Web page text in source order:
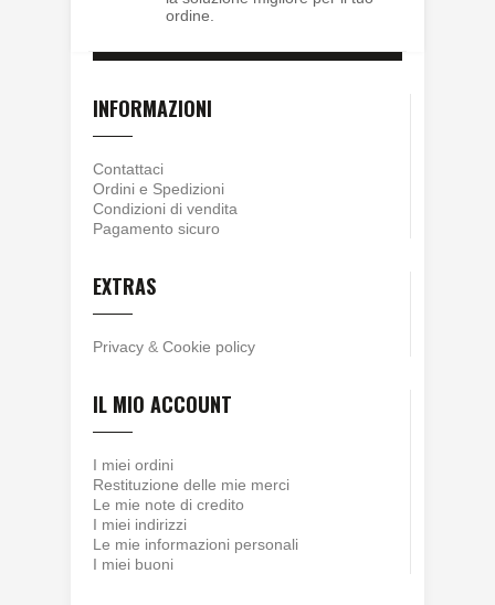
ordine.
INFORMAZIONI
Contattaci
Ordini e Spedizioni
Condizioni di vendita
Pagamento sicuro
EXTRAS
Privacy & Cookie policy
IL MIO ACCOUNT
I miei ordini
Restituzione delle mie merci
Le mie note di credito
I miei indirizzi
Le mie informazioni personali
I miei buoni